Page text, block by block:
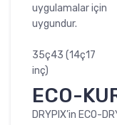
uygulamalar için
uygundur.
35ç43 (14ç17
inç)
ECO-
DRYPIX’in ECO-